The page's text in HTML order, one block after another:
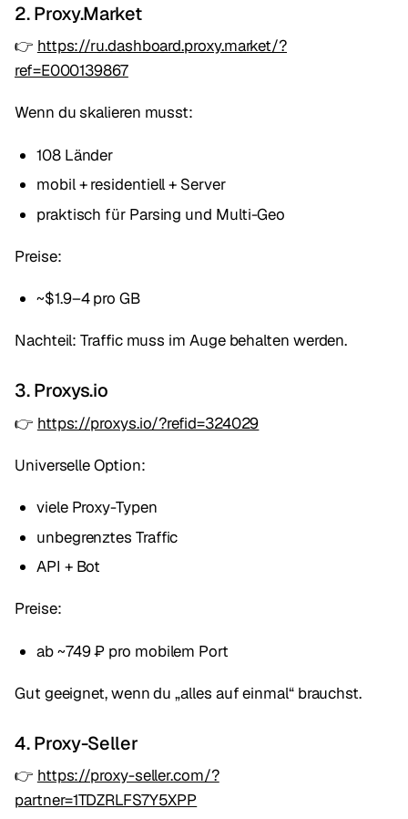
2. Proxy.Market
👉 https://ru.dashboard.proxy.market/?
ref=E000139867
Wenn du skalieren musst:
108 Länder
mobil + residentiell + Server
praktisch für Parsing und Multi-Geo
Preise:
~$1.9–4 pro GB
Nachteil: Traffic muss im Auge behalten werden.
3. Proxys.io
👉 https://proxys.io/?refid=324029
Universelle Option:
viele Proxy-Typen
unbegrenztes Traffic
API + Bot
Preise:
ab ~749 ₽ pro mobilem Port
Gut geeignet, wenn du „alles auf einmal“ brauchst.
4. Proxy-Seller
👉 https://proxy-seller.com/?
partner=1TDZRLFS7Y5XPP